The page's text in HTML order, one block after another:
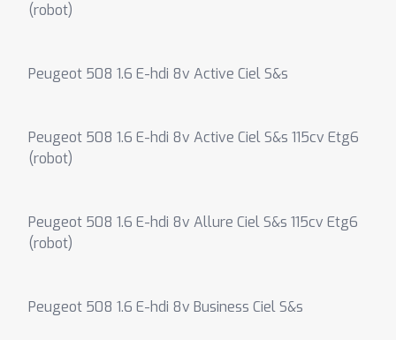
(robot)
Peugeot 508 1.6 E-hdi 8v Active Ciel S&s
Peugeot 508 1.6 E-hdi 8v Active Ciel S&s 115cv Etg6
(robot)
Peugeot 508 1.6 E-hdi 8v Allure Ciel S&s 115cv Etg6
(robot)
Peugeot 508 1.6 E-hdi 8v Business Ciel S&s